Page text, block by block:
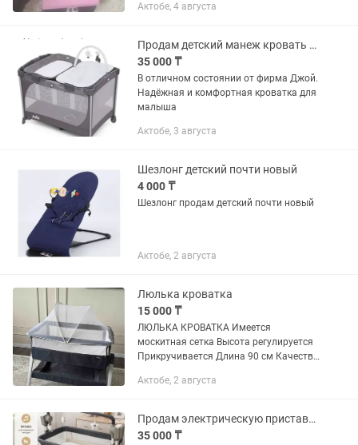
Актобе, 4 августа
Продам детский манеж кровать для новорожденного
35 000 ₸
В отличном состоянии от фирма Джой.
Надёжная и комфортная кроватка для
малыша
Актобе, 3 августа
Шезлонг детский почти новый
4 000 ₸
Шезлонг продам детский почти новый
Актобе, 2 августа
Люлька кроватка
15 000 ₸
ЛЮЛЬКА КРОВАТКА Имеется
москитная сетка Высота регулируется
Прикручивается Длина 90 см Качество
Актобе, 2 августа
Продам электрическую приставную люльку
35 000 ₸